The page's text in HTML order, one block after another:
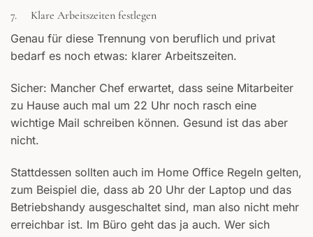
7. Klare Arbeitszeiten festlegen
Genau für diese Trennung von beruflich und privat
bedarf es noch etwas: klarer Arbeitszeiten.
Sicher: Mancher Chef erwartet, dass seine Mitarbeiter
zu Hause auch mal um 22 Uhr noch rasch eine
wichtige Mail schreiben können. Gesund ist das aber
nicht.
Stattdessen sollten auch im Home Office Regeln gelten,
zum Beispiel die, dass ab 20 Uhr der Laptop und das
Betriebshandy ausgeschaltet sind, man also nicht mehr
erreichbar ist. Im Büro geht das ja auch. Wer sich